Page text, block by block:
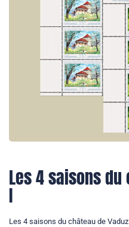
Les 4 saisons du
I
Les 4 saisons du château de